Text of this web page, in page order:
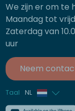
We zijn er om te
Maandag tot
Zaterdag van
uur
Neem
Taal NL